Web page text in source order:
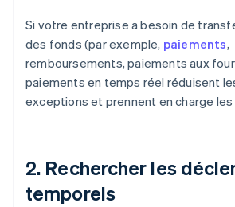
Si votre entreprise a besoin de
des fonds (par exemple, paiements,
remboursements, paiements aux
paiements en temps réel réduisent
exceptions et prennent en charge les
2. Rechercher les
temporels